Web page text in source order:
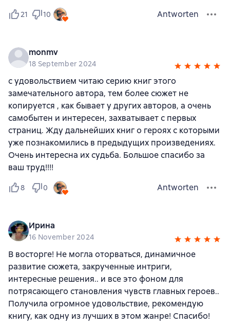
21 10 Antworten
monmv
18 September 2024
с удовольствием читаю серию книг этого
замечательного автора, тем более сюжет не
копируется , как бывает у других авторов, а очень
самобытен и интересен, захватывает с первых
страниц. Жду дальнейших книг о героях с которыми
уже познакомились в предыдущих произведениях.
Очень интересна их судьба. Большое спасибо за
ваш труд!!!!
8 0 Antworten
Ирина
16 November 2024
В восторге! Не могла оторваться, динамичное
развитие сюжета, закрученные интриги,
интересные решения.. и все это фоном для
потрясающего становления чувств главных героев..
Получила огромное удовольствие, рекомендую
книгу, как одну из лучших в этом жанре! Спасибо!